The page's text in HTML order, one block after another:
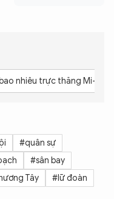
nhiêu trực thăng Mi-
#quân sự
#sân bay
Tây
#lữ đoàn